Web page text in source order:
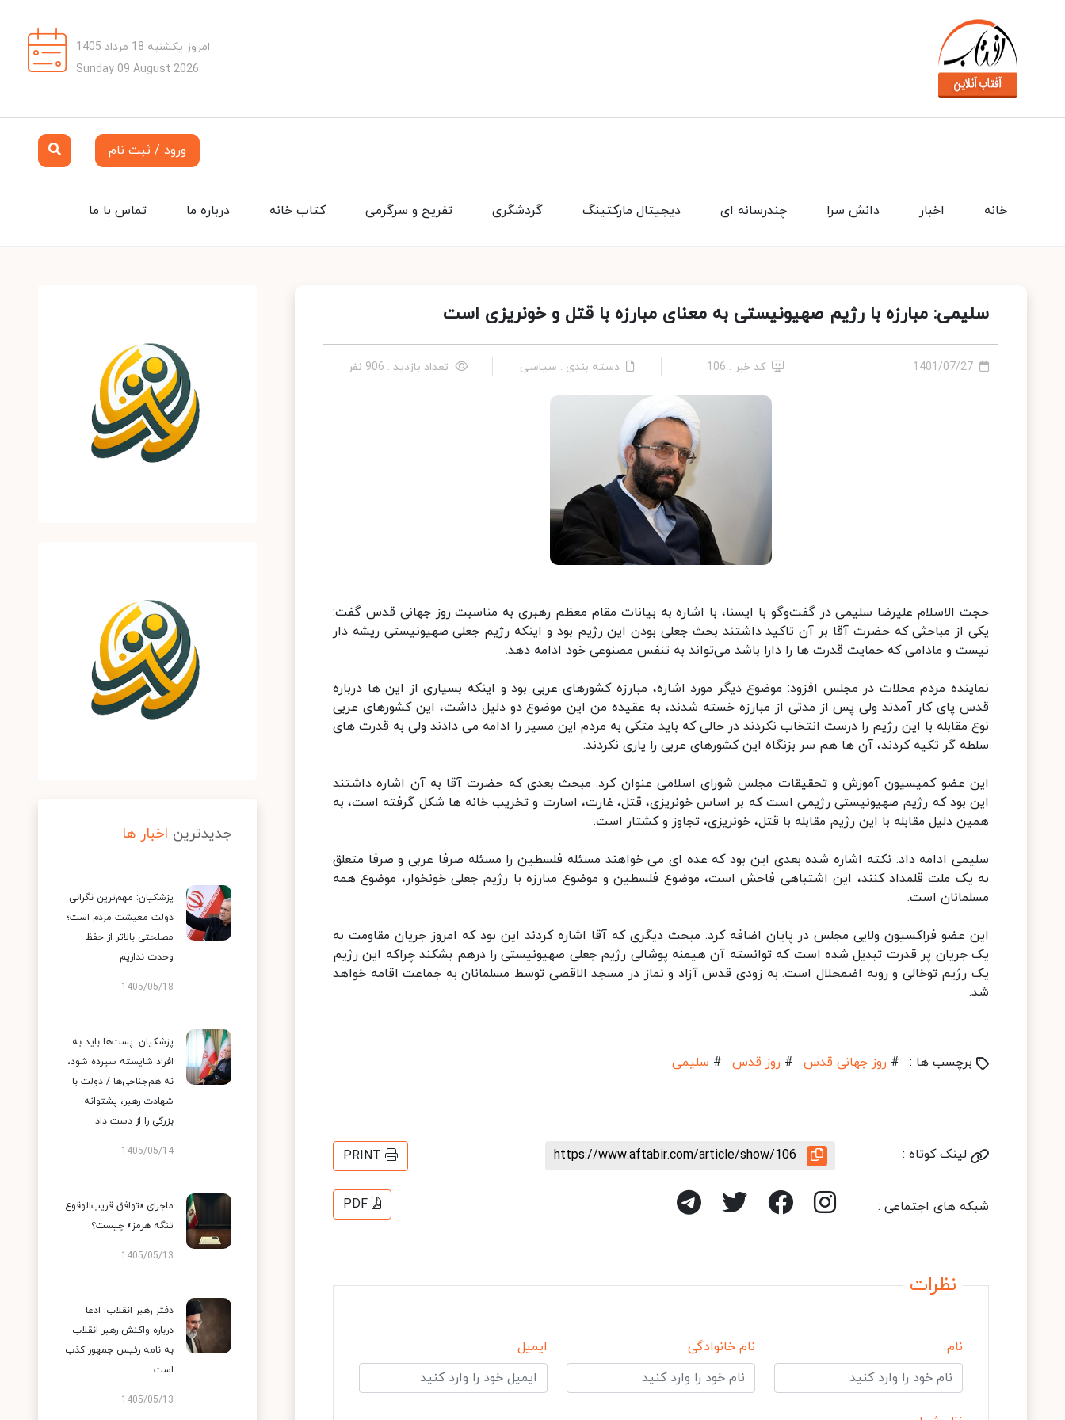
امروز یکشنبه 18 مرداد 1405
Sunday 09 August 2026
ورود / ثبت نام
تماس با ما درباره ما کتاب خانه تفریح و سرگرمی گردشگری دیجیتال مارکتینگ چندرسانه ای دانش سرا اخبار خانه
سلیمی: مبارزه با رژیم صهیونیستی به معنای مبارزه با قتل و خونریزی است
1401/07/27 کد خبر : 106 دسته بندی : سیاسی تعداد بازدید : 906 نفر
حجت الاسلام علیرضا سلیمی در گفت‌وگو با ایسنا، با اشاره به بیانات مقام معظم رهبری به مناسبت روز جهانی قدس گفت:
یکی از مباحثی که حضرت آقا بر آن تاکید داشتند بحث جعلی بودن این رژیم بود و اینکه رژیم جعلی صهیونیستی ریشه دار
نیست و مادامی که حمایت قدرت ها را دارا باشد می‌تواند به تنفس مصنوعی خود ادامه دهد.
نماینده مردم محلات در مجلس افزود: موضوع دیگر مورد اشاره، مبارزه کشورهای عربی بود و اینکه بسیاری از این ها درباره
قدس پای کار آمدند ولی پس از مدتی از مبارزه خسته شدند،‌ به عقیده من این موضوع دو دلیل‌ داشت، این کشورهای عربی
نوع مقابله با این رژیم را درست انتخاب نکردند در حالی که باید متکی‌ به مردم این مسیر را ادامه می دادند ولی به قدرت های
سلطه گر تکیه کردند، آن ها هم سر بزنگاه این کشورهای عربی را یاری نکردند.
این عضو کمیسیون آموزش و تحقیقات مجلس شورای اسلامی عنوان کرد: مبحث بعدی که حضرت آقا به آن اشاره داشتند
این بود که رژیم صهیونیستی رژیمی است که بر اساس خونریزی، قتل، غارت، اسارت و تخریب خانه ها شکل گرفته است،‌ به
همین دلیل مقابله با این رژیم مقابله با قتل، خونریزی، تجاوز و کشتار است.
سلیمی ادامه داد: نکته اشاره شده بعدی این بود که عده ای می خواهند مسئله فلسطین را مسئله صرفا عربی و صرفا متعلق
به یک ملت قلمداد کنند، این اشتباهی فاحش است، موضوع فلسطین و موضوع مبارزه با رژیم جعلی خونخوار، موضوع همه
مسلمانان است.
این عضو فراکسیون ولایی مجلس در پایان اضافه کرد: مبحث دیگری که آقا اشاره کردند این بود که امروز جریان مقاومت به
یک جریان پر قدرت تبدیل شده است که توانسته آن هیمنه پوشالی رژیم جعلی صهیونیستی را درهم بشکند چراکه این رژیم
یک رژیم توخالی و روبه اضمحلال است. به زودی قدس آزاد و نماز در مسجد الاقصی توسط مسلمانان به جماعت اقامه خواهد
شد.
برچسب ها : # روز جهانی قدس # روز قدس # سلیمی
لینک کوتاه : https://www.aftabir.com/article/show/106
PRINT
شبکه های اجتماعی : PDF
نظرات
نام نام خانوادگی ایمیل
جدیدترین اخبار ها
پزشکیان: مهم‌ترین نگرانی
دولت معیشت مردم است؛
مصلحتی بالاتر از حفظ
وحدت نداریم
1405/05/18
پزشکیان: پست‌ها باید به
افراد شایسته سپرده شود،
نه هم‌جناحی‌ها / دولت با
شهادت رهبر، پشتوانه
بزرگی را از دست داد
1405/05/14
ماجرای «توافق قریب‌الوقوع
تنگه هرمز» چیست؟
1405/05/13
دفتر رهبر انقلاب: ادعا
درباره واکنش رهبر انقلاب
به نامه رئیس جمهور کذب
است
1405/05/13